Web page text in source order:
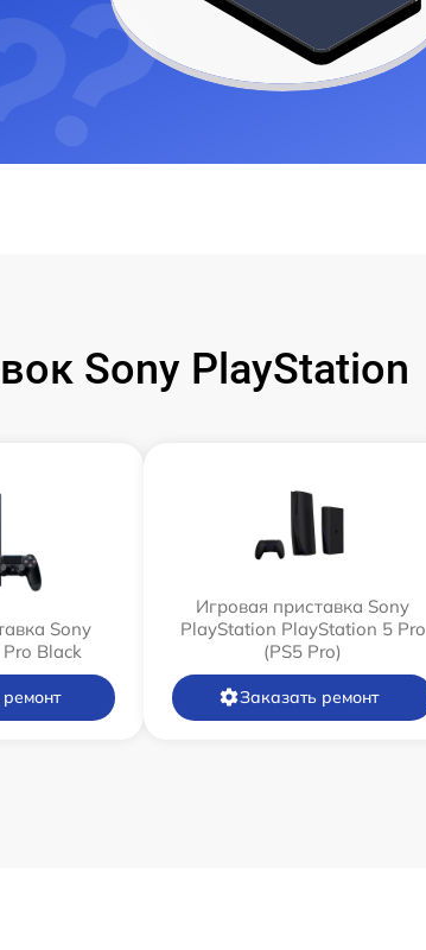
Sony PlayStation
Sony
Black
Игровая приставка Sony
PlayStation PlayStation 5 Pro
(PS5 Pro)
Заказать ремонт